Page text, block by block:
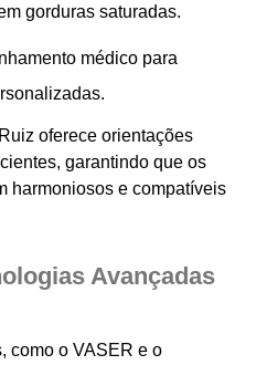
gorduras saturadas.
médico para
oferece orientações
garantindo que os
harmoniosos e compatíveis
Avançadas
como o VASER e o